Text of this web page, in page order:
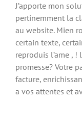
J’apporte mon
pertinemment la
au website. Mien
certain texte,
reproduis l’ame ,
promesse? Votre
facture,
a vos attentes et